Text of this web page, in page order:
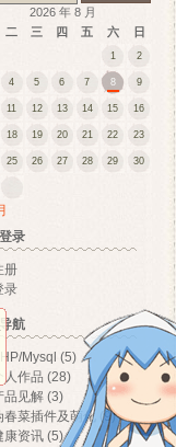
2026 年 8 月
二 三 四 五 六 日
1 2
4 5 6 7 8 9
11 12 13 14 15 16
18 19 20 21 22 23
25 26 27 28 29 30
录
册
录
航
PHP/Mysql (5)
个人作品 (28)
品见解 (3)
春菜插件及萌化 (9)
康资讯 (5)